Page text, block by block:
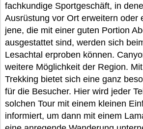
fachkundige Sportgeschäft, in
Ausrüstung vor Ort erweitern oder
jene, die mit einer guten Portion
ausgestattet sind, werden sich
Lesachtal erproben können.
weitere Möglichkeit der Region.
Trekking bietet sich eine ganz
für die Besucher. Hier wird jeder
solchen Tour mit einem kleinen
informiert, um dann mit einem